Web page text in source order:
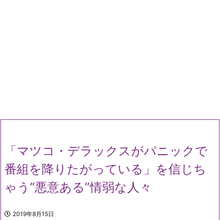
「マツコ・デラックスがパニックで
番組を降りたがっている」を信じち
ゃう“悪意ある”情弱な人々
2019年8月15日